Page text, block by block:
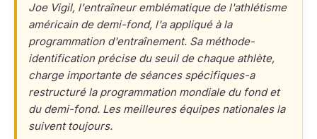
Joe Vigil, l'entraîneur emblématique de l'athlétisme
américain de demi-fond, l'a appliqué à la
programmation d'entraînement. Sa méthode-
identification précise du seuil de chaque athlète,
charge importante de séances spécifiques-a
restructuré la programmation mondiale du fond et
du demi-fond. Les meilleures équipes nationales la
suivent toujours.